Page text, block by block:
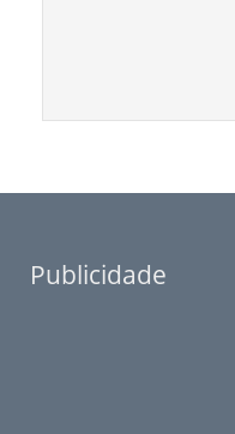
Publicidade